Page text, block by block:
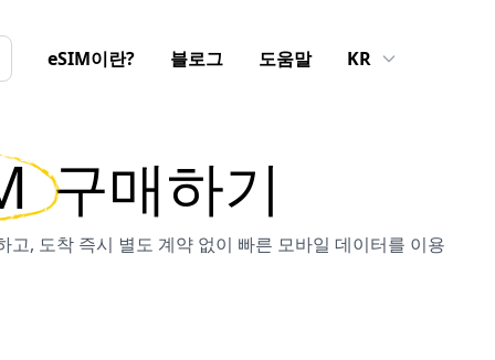
eSIM이란? 블로그 도움말 KR
구매하기
, 도착 즉시 별도 계약 없이 빠른 모바일 데이터를 이용